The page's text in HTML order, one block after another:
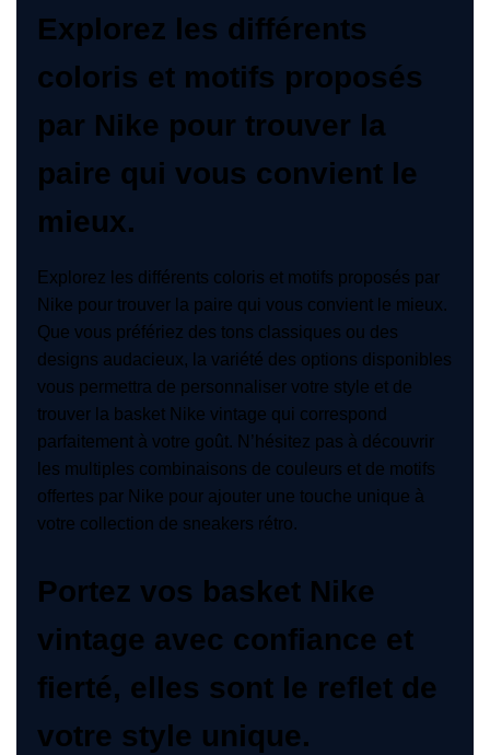
Explorez les différents
coloris et motifs proposés
par Nike pour trouver la
paire qui vous convient le
mieux.
Explorez les différents coloris et motifs proposés par
Nike pour trouver la paire qui vous convient le mieux.
Que vous préfériez des tons classiques ou des
designs audacieux, la variété des options disponibles
vous permettra de personnaliser votre style et de
trouver la basket Nike vintage qui correspond
parfaitement à votre goût. N’hésitez pas à découvrir
les multiples combinaisons de couleurs et de motifs
offertes par Nike pour ajouter une touche unique à
votre collection de sneakers rétro.
Portez vos basket Nike
vintage avec confiance et
fierté, elles sont le reflet de
votre style unique.